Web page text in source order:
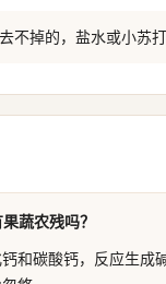
不掉的，盐水或小苏
蔬农残吗？
和碳酸钙，反应生成